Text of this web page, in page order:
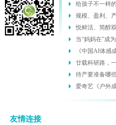
给孩子不一样
小砾与
规模、盈利、
动，君乐
悦鲜活、简醇
基本面
当“妈妈在”成
伴《中国AI体感
布
廿载科研路，
持续探
待产要准备哪
选购与
爱奇艺《户外
友情连接